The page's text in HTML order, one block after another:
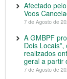
Afectado
Voos
7 de Agosto de
A GMBPF
Dois
realizados
geral a partir
7 de Agosto de